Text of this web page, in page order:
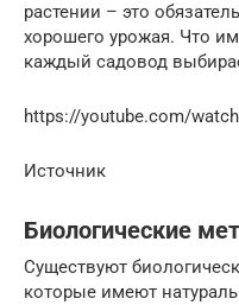
растении – это
хорошего урожая. Что
каждый садовод
https://youtube.com/
Источник
Биологические
Существуют
которые имеют